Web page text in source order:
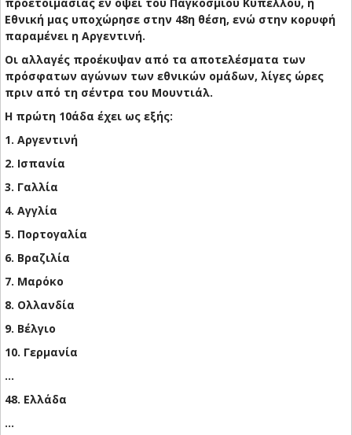
Εθνική μας υποχώρησε στην 48η θέση, ενώ στην κορυφή
παραμένει η Αργεντινή.
Οι αλλαγές προέκυψαν από τα αποτελέσματα των
πρόσφατων αγώνων των εθνικών ομάδων, λίγες ώρες
πριν από τη σέντρα του Μουντιάλ.
Η πρώτη 10άδα έχει ως εξής:
1. Αργεντινή
2. Ισπανία
3. Γαλλία
4. Αγγλία
5. Πορτογαλία
6. Βραζιλία
7. Μαρόκο
8. Ολλανδία
9. Βέλγιο
10. Γερμανία
…
48. Ελλάδα
…